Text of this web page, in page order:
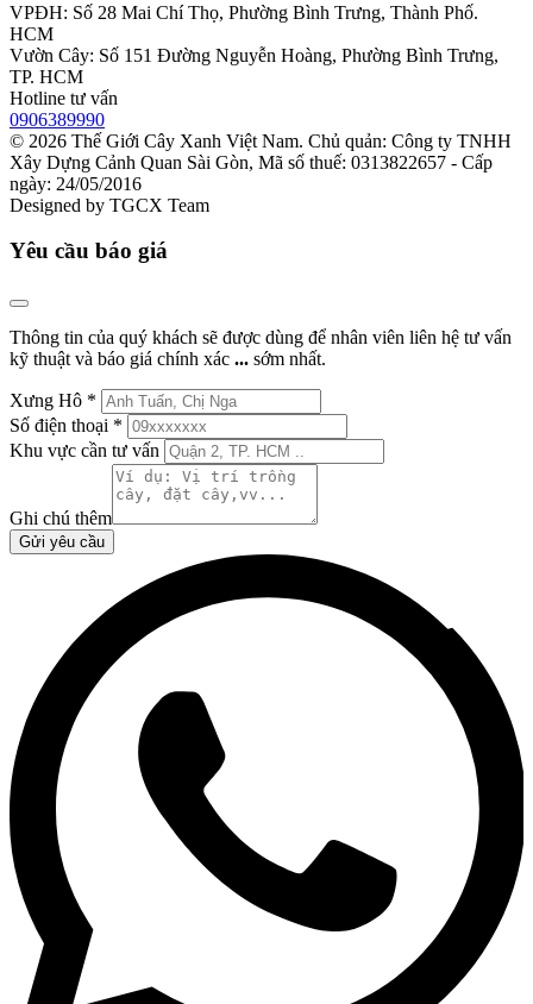
VPĐH: Số 28 Mai Chí Thọ, Phường Bình Trưng, Thành Phố.
HCM
Vườn Cây: Số 151 Đường Nguyễn Hoàng, Phường Bình Trưng,
TP. HCM
Hotline tư vấn
0906389990
© 2026 Thế Giới Cây Xanh Việt Nam. Chủ quản: Công ty TNHH
Xây Dựng Cảnh Quan Sài Gòn, Mã số thuế: 0313822657 - Cấp
ngày: 24/05/2016
Designed by TGCX Team
Yêu cầu báo giá
Thông tin của quý khách sẽ được dùng để nhân viên liên hệ tư vấn
kỹ thuật và báo giá chính xác ... sớm nhất.
Xưng Hô *
Số điện thoại *
Khu vực cần tư vấn
Ghi chú thêm
Gửi yêu cầu